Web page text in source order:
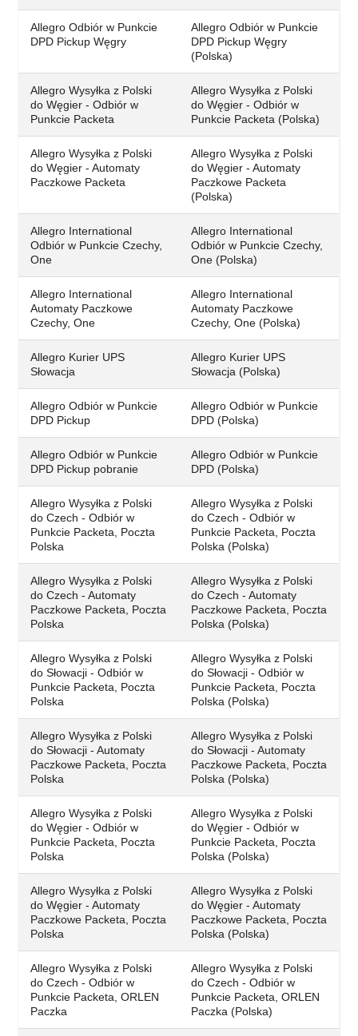
Allegro Odbiór w Punkcie
DPD Pickup Węgry
Allegro Odbiór w Punkcie
DPD Pickup Węgry
(Polska)
Allegro Wysyłka z Polski
do Węgier - Odbiór w
Punkcie Packeta
Allegro Wysyłka z Polski
do Węgier - Odbiór w
Punkcie Packeta (Polska)
Allegro Wysyłka z Polski
do Węgier - Automaty
Paczkowe Packeta
Allegro Wysyłka z Polski
do Węgier - Automaty
Paczkowe Packeta
(Polska)
Allegro International
Odbiór w Punkcie Czechy,
One
Allegro International
Odbiór w Punkcie Czechy,
One (Polska)
Allegro International
Automaty Paczkowe
Czechy, One
Allegro International
Automaty Paczkowe
Czechy, One (Polska)
Allegro Kurier UPS
Słowacja
Allegro Kurier UPS
Słowacja (Polska)
Allegro Odbiór w Punkcie
DPD Pickup
Allegro Odbiór w Punkcie
DPD (Polska)
Allegro Odbiór w Punkcie
DPD Pickup pobranie
Allegro Odbiór w Punkcie
DPD (Polska)
Allegro Wysyłka z Polski
do Czech - Odbiór w
Punkcie Packeta, Poczta
Polska
Allegro Wysyłka z Polski
do Czech - Odbiór w
Punkcie Packeta, Poczta
Polska (Polska)
Allegro Wysyłka z Polski
do Czech - Automaty
Paczkowe Packeta, Poczta
Polska
Allegro Wysyłka z Polski
do Czech - Automaty
Paczkowe Packeta, Poczta
Polska (Polska)
Allegro Wysyłka z Polski
do Słowacji - Odbiór w
Punkcie Packeta, Poczta
Polska
Allegro Wysyłka z Polski
do Słowacji - Odbiór w
Punkcie Packeta, Poczta
Polska (Polska)
Allegro Wysyłka z Polski
do Słowacji - Automaty
Paczkowe Packeta, Poczta
Polska
Allegro Wysyłka z Polski
do Słowacji - Automaty
Paczkowe Packeta, Poczta
Polska (Polska)
Allegro Wysyłka z Polski
do Węgier - Odbiór w
Punkcie Packeta, Poczta
Polska
Allegro Wysyłka z Polski
do Węgier - Odbiór w
Punkcie Packeta, Poczta
Polska (Polska)
Allegro Wysyłka z Polski
do Węgier - Automaty
Paczkowe Packeta, Poczta
Polska
Allegro Wysyłka z Polski
do Węgier - Automaty
Paczkowe Packeta, Poczta
Polska (Polska)
Allegro Wysyłka z Polski
do Czech - Odbiór w
Punkcie Packeta, ORLEN
Paczka
Allegro Wysyłka z Polski
do Czech - Odbiór w
Punkcie Packeta, ORLEN
Paczka (Polska)